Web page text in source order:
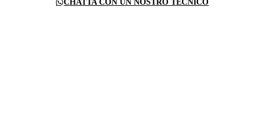
CHATTA CON UN NOSTRO TECNICO